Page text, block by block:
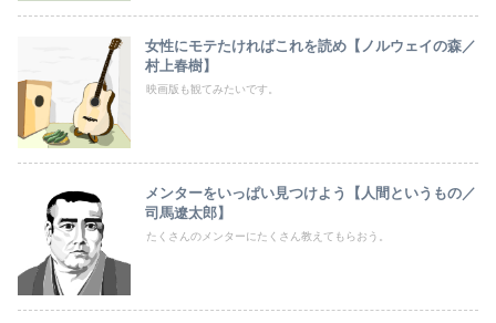
女性にモテたければこれを読め【ノルウェイの森／
村上春樹】
映画版も観てみたいです。
メンターをいっぱい見つけよう【人間というもの／
司馬遼太郎】
たくさんのメンターにたくさん教えてもらおう。